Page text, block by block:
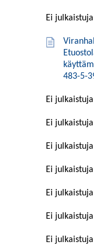
Ei
483-5-
Ei
Ei
Ei
Ei
Ei
Ei
Ei